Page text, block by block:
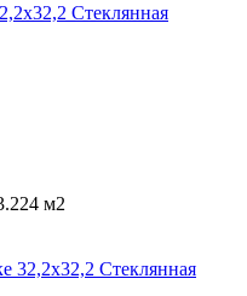
Стеклянная
м2